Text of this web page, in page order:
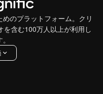
のプラットフォーム。クリ
を含む100万人以上が利用し